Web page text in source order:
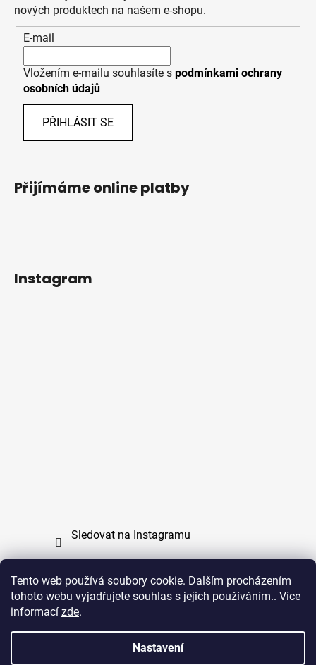
Tento web používá soubory cookie. Dalším procházením
tohoto webu vyjadřujete souhlas s jejich používáním.. Více
informací zde.
Nastavení
nových produktech na našem e-shopu.
E-mail
Vložením e-mailu souhlasíte s podmínkami ochrany
osobních údajů
PŘIHLÁSIT SE
Přijímáme online platby
Instagram
Sledovat na Instagramu
Copyright (c) 2011 - 2026 zoo-branik.cz - Všechna